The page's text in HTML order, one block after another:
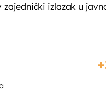
izlazak u